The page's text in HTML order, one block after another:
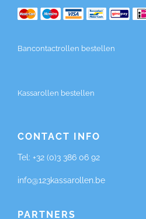
Bancontactrollen bestellen
Kassarollen bestellen
CONTACT INFO
Tel: +32 (0)3 386 06 92
info@123kassarollen.be
PARTNERS